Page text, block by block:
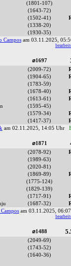
(1801-107)
(1643-72)
(1502-41)
(1338-20)
(1930-35)
Camposam 03.11.2025,
⌀1697
(2009-72)
(1904-65)
(1783-59)
(1678-40)
(1613-61)
(1595-45)
(1579-34)
(1417-37)
am 02.11.2025, 14:05 Uhr
⌀1871
(2078-92)
(1989-63)
(2020-81)
(1869-89)
(1775-124)
(1829-139)
(1717-91)
(1687-32)
am 03.11.2025,
⌀1488
(2049-69)
(1743-52)
(1640-36)